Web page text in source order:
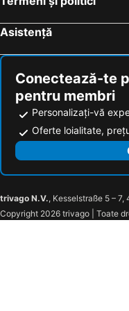
Hoteluri Le Cannet
Hoteluri Vence
Asistență
Conectează-te
pentru membri
Personalizați-vă
Oferte loialitate,
trivago N.V., Kesselstraße 5 – 7,
Copyright 2026 trivago | Toate